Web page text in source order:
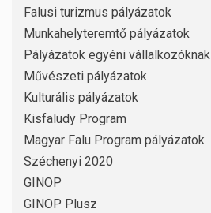
Falusi turizmus pályázatok
Munkahelyteremtő pályázatok
Pályázatok egyéni vállalkozóknak
Művészeti pályázatok
Kulturális pályázatok
Kisfaludy Program
Magyar Falu Program pályázatok
Széchenyi 2020
GINOP
GINOP Plusz